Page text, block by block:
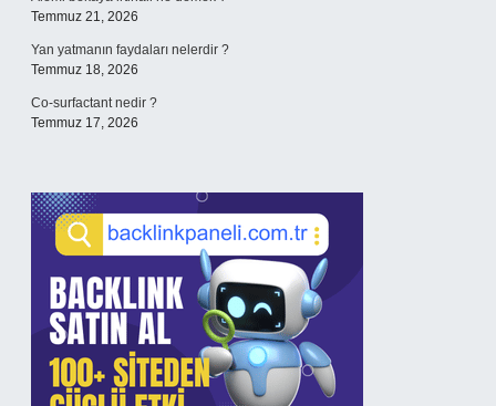
Temmuz 21, 2026
Yan yatmanın faydaları nelerdir ?
Temmuz 18, 2026
Co-surfactant nedir ?
Temmuz 17, 2026